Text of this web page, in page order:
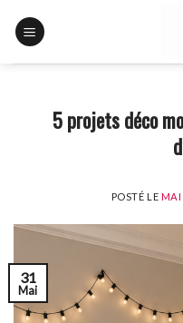
5 projets déco
POSTÉ LE MAI
31
Mai